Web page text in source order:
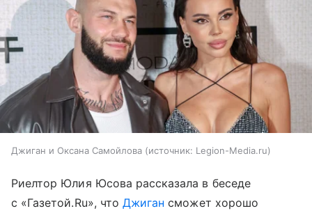
Джиган и Оксана Самойлова источник: Legion-Media.ru
Риелтор Юлия Юсова рассказала в беседе
с «Газетой.Ru», что Джиган сможет хорошо